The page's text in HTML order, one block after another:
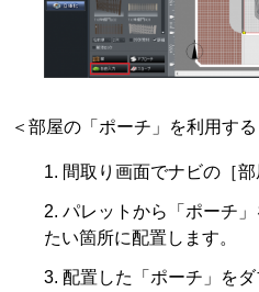
＜部屋の「ポーチ」を利用する
間取り画面でナビの［
パレットから「ポーチ
たい箇所に配置します。
配置した「ポーチ」を